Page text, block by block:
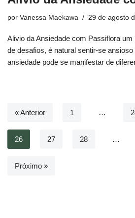
por Vanessa Maekawa 29 de agosto
Alivio da Ansiedade com Passiflora um
de desafios, é natural sentir-se
ansiedade pode se manifestar de
« Anterior 1 …
26 27 28 …
Próximo »